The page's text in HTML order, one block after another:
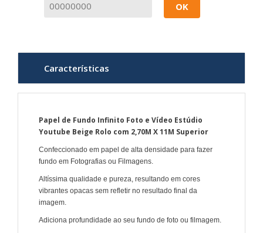
OK
Características
Papel de Fundo Infinito Foto e Vídeo Estúdio
Youtube Beige Rolo com 2,70M X 11M Superior
Confeccionado em papel de alta densidade para fazer
fundo em Fotografias ou Filmagens.
Altíssima qualidade e pureza, resultando em cores
vibrantes opacas sem refletir no resultado final da
imagem.
Adiciona profundidade ao seu fundo de foto ou filmagem.